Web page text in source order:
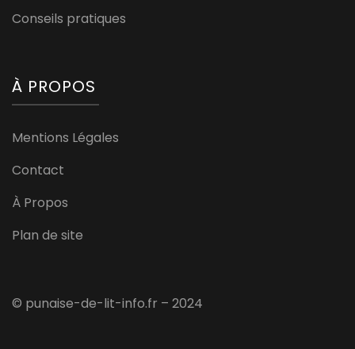
Conseils pratiques
À PROPOS
Mentions Légales
Contact
À Propos
Plan de site
© punaise-de-lit-info.fr – 2024